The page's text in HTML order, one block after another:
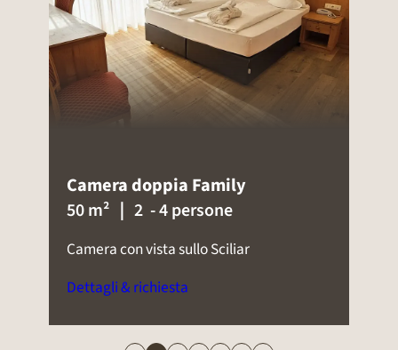
Panorama Superior
35 m² ｜ 2 - 5 persone
Spaziosa camera con balcone
lo Sciliar.
Dettagli & richiesta